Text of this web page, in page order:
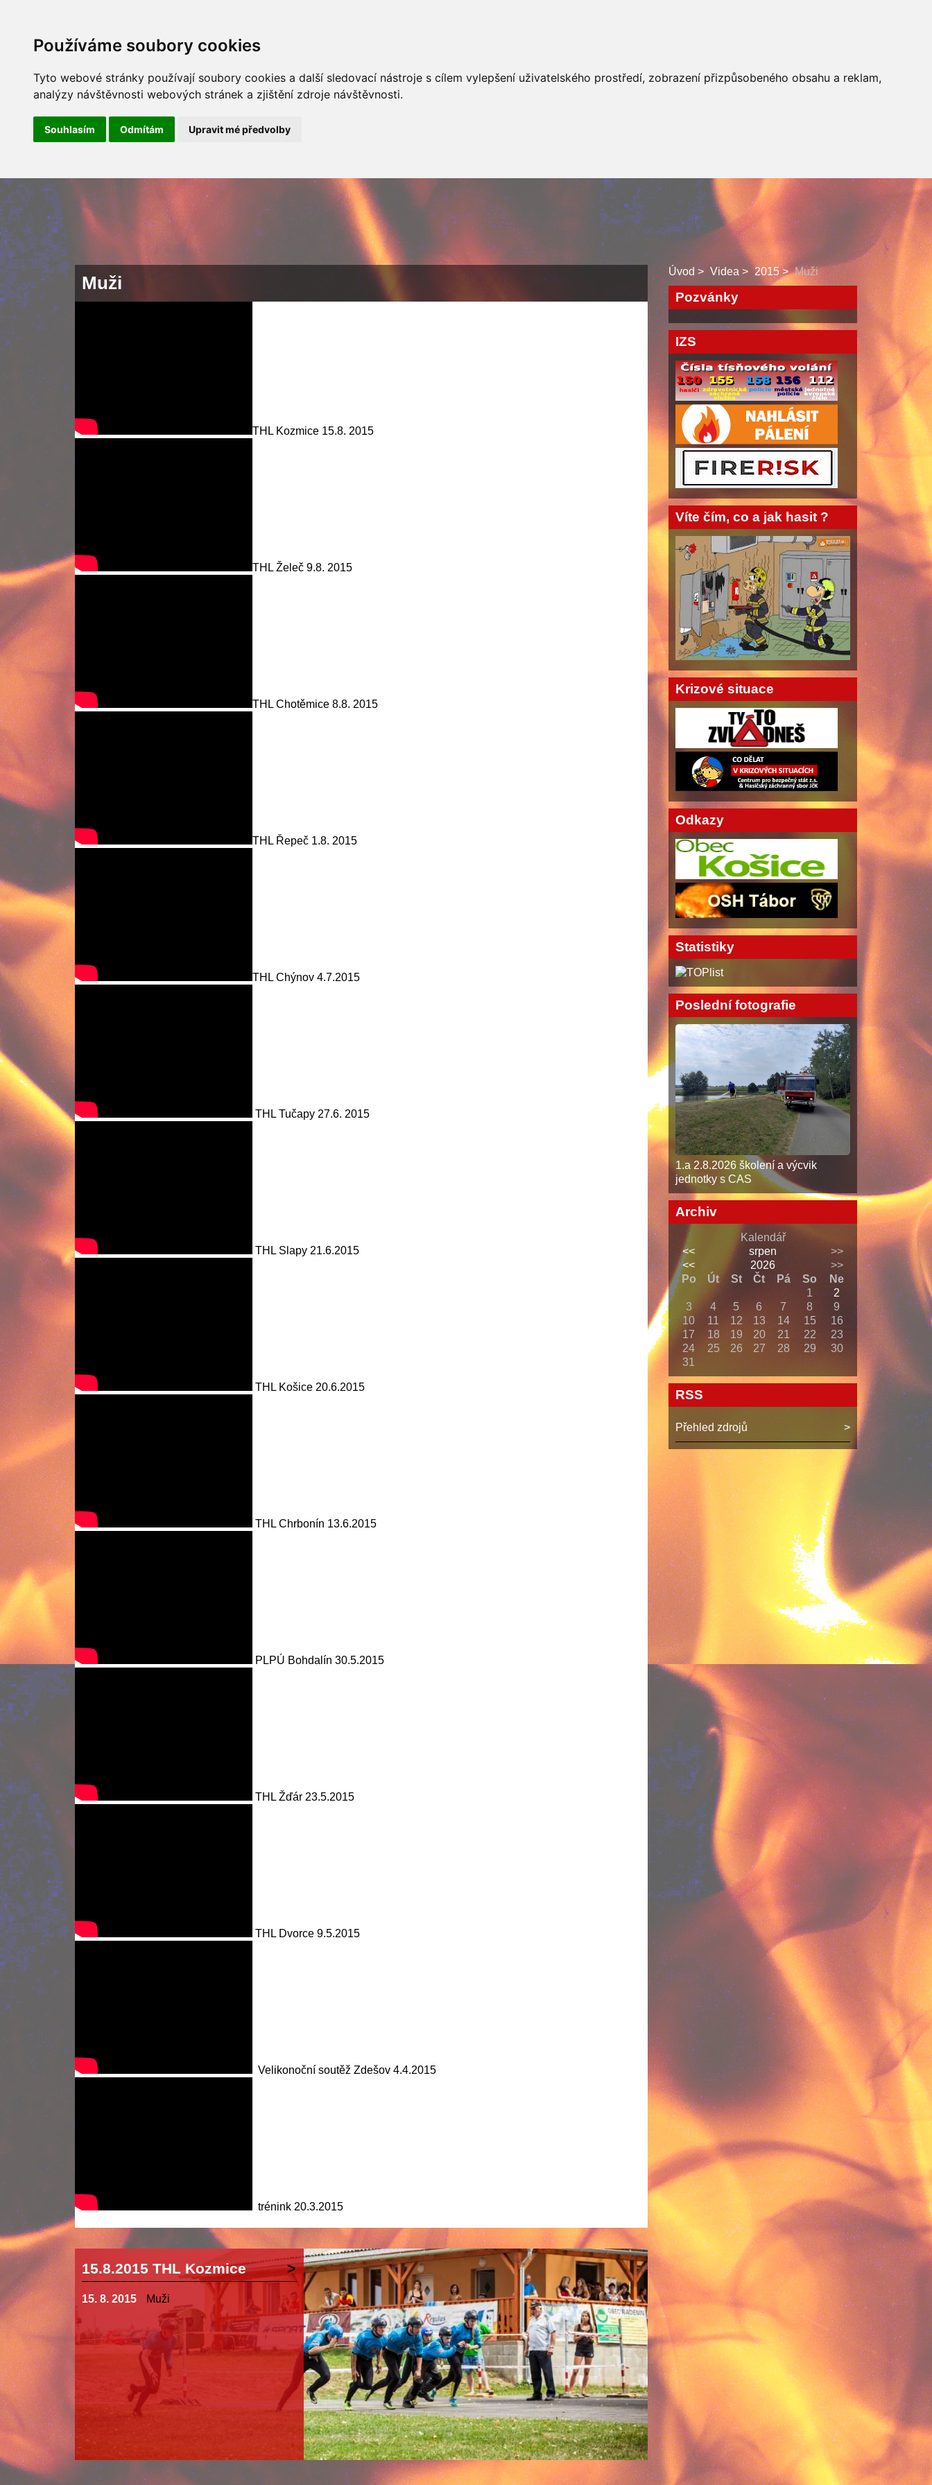
Používáme soubory cookies
Tyto webové stránky používají soubory cookies a další sledovací nástroje s cílem vylepšení uživatelského prostředí, zobrazení přizpůsobeného obsahu a reklam,
analýzy návštěvnosti webových stránek a zjištění zdroje návštěvnosti.
Souhlasím Odmítám Upravit mé předvolby
ÚVOD NOVINKY
Muži
THL Kozmice 15.8. 2015
THL Želeč 9.8. 2015
THL Chotěmice 8.8. 2015
THL Řepeč 1.8. 2015
THL Chýnov 4.7.2015
THL Tučapy 27.6. 2015
THL Slapy 21.6.2015
THL Košice 20.6.2015
THL Chrbonín 13.6.2015
PLPÚ Bohdalín 30.5.2015
THL Žďár 23.5.2015
THL Dvorce 9.5.2015
Velikonoční soutěž Zdešov 4.4.2015
trénink 20.3.2015
15.8.2015 THL Kozmice
15. 8. 2015 Muži
Úvod Videa 2015 Muži
Pozvánky
IZS
Víte čím, co a jak hasit ?
Krizové situace
Odkazy
Statistiky
Poslední fotografie
1.a 2.8.2026 školení a výcvik
jednotky s CAS
Archiv
Kalendář
<<
srpen
>>
<<
2026
>>
Po
Út St Čt Pá So
Ne
1
2
3
4 5 6 7 8
9
10
11 12 13 14 15
16
17
18 19 20 21 22
23
24
25 26 27 28 29
30
31
RSS
Přehled zdrojů